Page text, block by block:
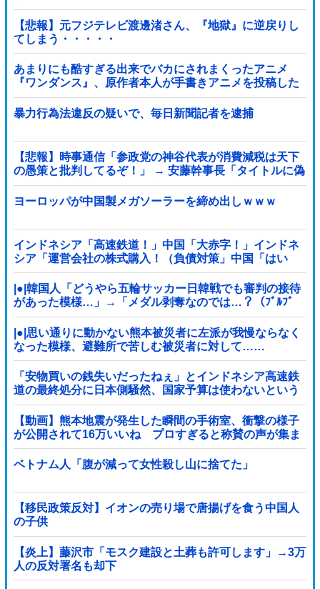
【悲報】元フジテレビ渡邊渚さん、『地獄』に逆戻りし
てしまう・・・・・
あまりにも酷すぎる出来でバカにされまくったアニメ
『ワンダンス』、原作者本人が手書きアニメを投稿した
結果・・・ｗｗｗｗｗｗ他
暴力行為法違反の疑いで、毎日新聞記者を逮捕
【悲報】時事通信「参政党の神谷代表が消費減税は天下
の愚策と批判してるぞ！」 → 安藤幹事長「タイトルに偽
りあり！『参政党は消費税廃止派、減税派』」ｗｗｗｗ
ｗｗｗｗ
ヨーロッパが中国製メガソーラーを締め出しｗｗｗ
インドネシア「高速鉄道！」中国「大赤字！」インドネ
シア「運営会社の株式購入！（負債対策」中国「はい
（巨額負債」インドネシア「700km延伸計画！（実質中
止」→
|●|韓国人「どうやら五輪サッカー日韓戦でも審判の接待
があった模様…」→「メダル剥奪なのでは…？（ﾌﾞﾙﾌﾞ
ﾙ」＝韓国の反応
|●|思い通りに動かない熊本被災者に左派が我慢ならなく
なった模様、避難所で苦しむ被災者に対して……
「安物買いの銭失いだったねぇ」とインドネシア高速鉄
道の最終処分に日本側騒然、国家予算は使わないという
と何が財源なんだ？
【動画】熊本地震が発生した瞬間の手術室、衝撃の様子
が公開されて16万いいね プロすぎると称賛の声が集ま
る
ベトナム人「腹が減って女性殺し山に捨てた」
【移民政策反対】イオンの売り場で唐揚げを食う中国人
の子供
【炎上】藤沢市「モスク建設と土葬も許可します」→3万
人の反対署名も却下